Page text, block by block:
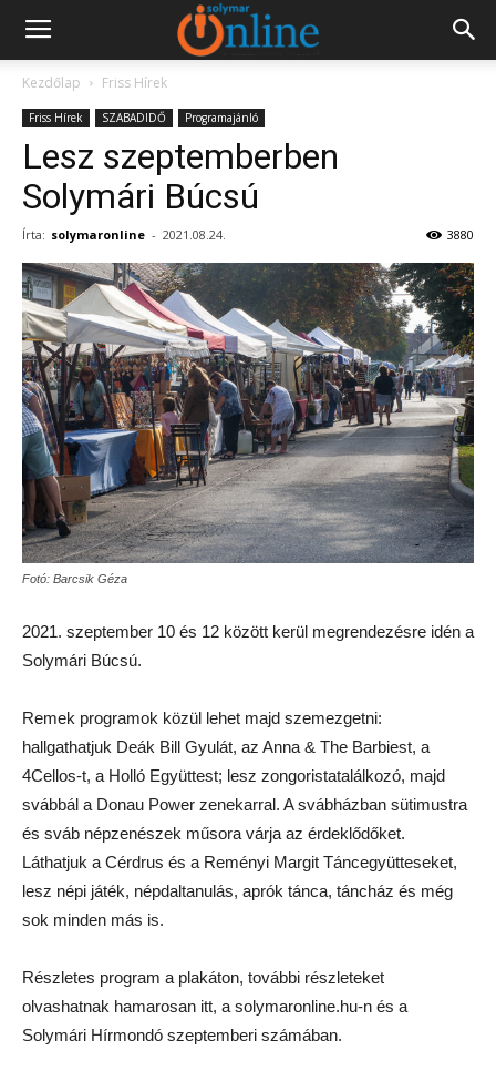
Kezdőlap Friss Hírek
Friss Hírek SZABADIDŐ Programajánló
Lesz szeptemberben
Solymári Búcsú
Írta: solymaronline - 2021.08.24. 3880
Fotó: Barcsik Géza
2021. szeptember 10 és 12 között kerül megrendezésre idén a
Solymári Búcsú.
Remek programok közül lehet majd szemezgetni:
hallgathatjuk Deák Bill Gyulát, az Anna & The Barbiest, a
4Cellos-t, a Holló Együttest; lesz zongoristatalálkozó, majd
svábbál a Donau Power zenekarral. A svábházban sütimustra
és sváb népzenészek műsora várja az érdeklődőket.
Láthatjuk a Cérdrus és a Reményi Margit Táncegyütteseket,
lesz népi játék, népdaltanulás, aprók tánca, táncház és még
sok minden más is.
Részletes program a plakáton, további részleteket
olvashatnak hamarosan itt, a solymaronline.hu-n és a
Solymári Hírmondó szeptemberi számában.